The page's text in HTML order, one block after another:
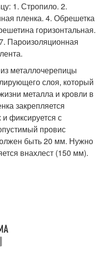
1. Стропило. 2.
пленка. 4. Обрешетка
горизонтальная.
Пароизоляционная
металлочерепицы
слоя, который
металла и кровли в
закрепляется
фиксируется с
провис
быть 20 мм. Нужно
внахлест (150 мм).